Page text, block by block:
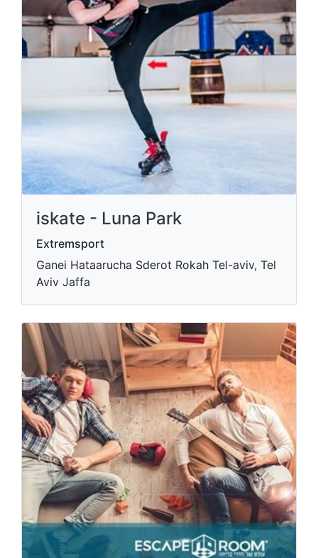
iskate - Luna Park
Extremsport
Ganei Hataarucha Sderot Rokah Tel-aviv, Tel
Aviv Jaffa